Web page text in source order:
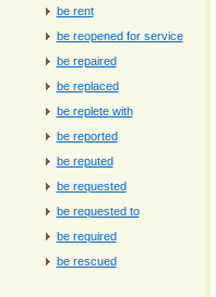
be rent
be reopened for service
be repaired
be replaced
be replete with
be reported
be reputed
be requested
be requested to
be required
be rescued